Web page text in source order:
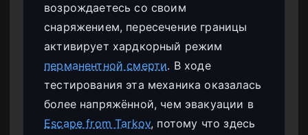
возрождаетесь со своим
снаряжением, пересечение границы
активирует хардкорный режим
перманентной смерти. В ходе
тестирования эта механика оказалась
более напряжённой, чем эвакуации в
Escape from Tarkov, потому что здесь